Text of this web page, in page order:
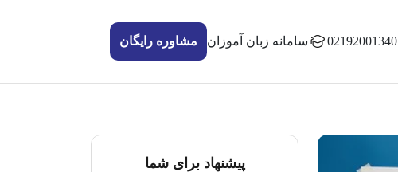
02192001340 سامانه زبان آموزان مشاوره رایگان
پیشنهاد برای شما